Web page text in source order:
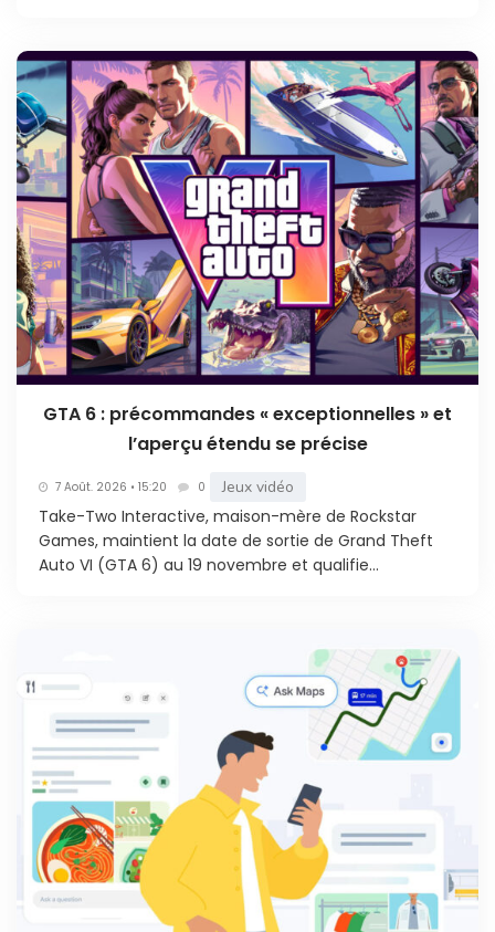
GTA 6 : précommandes « exceptionnelles » et
l’aperçu étendu se précise
7 Août. 2026 • 15:20 0 Jeux vidéo
Take-Two Interactive, maison-mère de Rockstar
Games, maintient la date de sortie de Grand Theft
Auto VI (GTA 6) au 19 novembre et qualifie...